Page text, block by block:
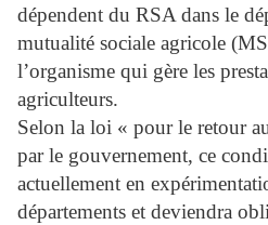
dépendent du RSA dans le
mutualité sociale agricole
l’organisme qui gère les
agriculteurs.
Selon la loi « pour le retour
par le gouvernement, ce
actuellement en
départements et deviendra